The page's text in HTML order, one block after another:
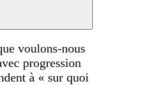
voulons-nous
progression
à « sur quoi